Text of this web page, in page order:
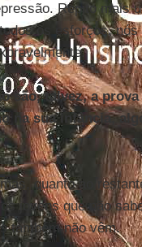
Repito mais
os esforços,
são, talvez, a
na sua infância,
quanto ao
jovens que não
também não vêm.